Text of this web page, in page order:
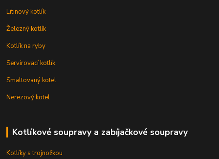
Litinový kotlík
Železný kotlík
Kotlík na ryby
Servírovací kotlík
Smaltovaný kotel
Nerezový kotel
Kotlíkové soupravy a zabíjačkové soupravy
Kotlíky s trojnožkou